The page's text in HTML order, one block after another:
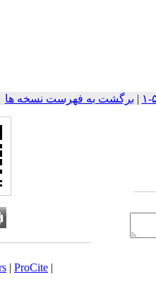
| برگشت به فهرست نسخه ها
| ProCite |